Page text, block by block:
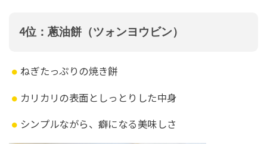
4位：蔥油餅（ツォンヨウビン）
ねぎたっぷりの焼き餅
カリカリの表面としっとりした中身
シンプルながら、癖になる美味しさ